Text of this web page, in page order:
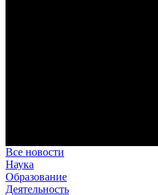
Все новости
Наука
Образование
Деятельность